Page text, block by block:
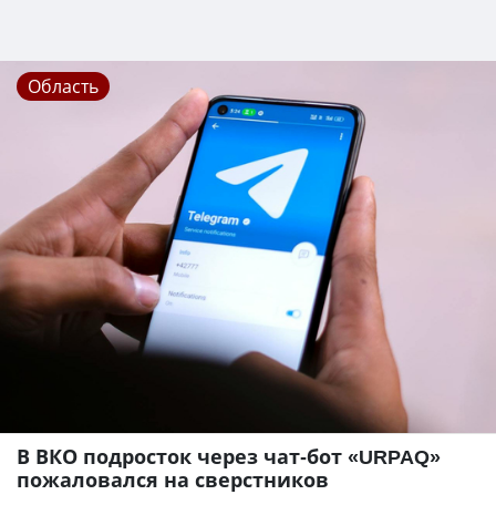
Область
В ВКО подросток через чат-бот «URPAQ»
пожаловался на сверстников